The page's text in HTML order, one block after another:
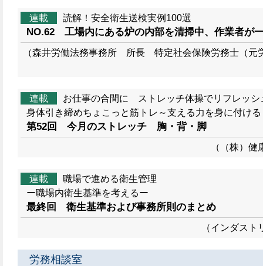
連載 読解！安全衛生送検実例100選
NO.62 工場内にある炉の内部を清掃中、作業者が
（森井労働法務事務所 所長 特定社会保険労務士（元
連載
お仕事の合間に ストレッチ体操でリフレッシ
身体引き締めちょこっと筋トレ～支える力を身に付ける
第52回 今月のストレッチ 胸・背・脚
（（株）
連載
職場で進める衛生管理
ー職場内衛生基準を考えるー
最終回 衛生基準および事務所則のまとめ
（インダス
労務相談室